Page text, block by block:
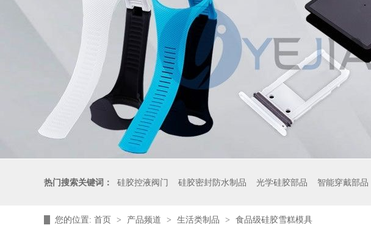
热门搜索关键词： 硅胶控液阀门 硅胶密封防水制品 光学硅胶部品 智能穿戴部品
您的位置: 首页 > 产品频道 > 生活类制品 > 食品级硅胶雪糕模具